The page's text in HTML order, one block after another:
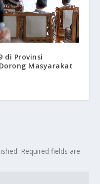
di Provinsi
Masyarakat
Required fields are